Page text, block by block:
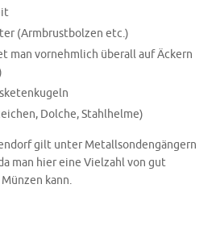
(Armbrustbolzen etc.)
man vornehmlich überall auf Äckern
Dolche, Stahlhelme)
gilt unter Metallsondengängern
man hier eine Vielzahl von gut
kann.